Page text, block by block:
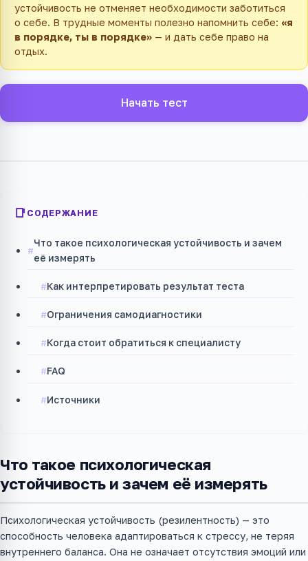
устойчивость не отменяет необходимости заботиться
о себе. В трудные моменты полезно напомнить себе: «я
в порядке, ты в порядке» — и дать себе право на
отдых.
Начать тест
СОДЕРЖАНИЕ
Что такое психологическая устойчивость и зачем
её измерять
Как интерпретировать результат теста
Ограничения самодиагностики
Когда стоит обратиться к специалисту
FAQ
Источники
Что такое психологическая
устойчивость и зачем её измерять
Психологическая устойчивость (резилентность) — это
способность человека адаптироваться к стрессу, не теряя
внутреннего баланса. Она не означает отсутствия эмоций или